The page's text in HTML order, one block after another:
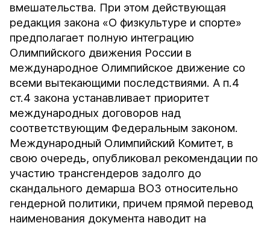
вмешательства. При этом действующая
редакция закона «О физкультуре и спорте»
предполагает полную интеграцию
Олимпийского движения России в
международное Олимпийское движение со
всеми вытекающими последствиями. А п.4
ст.4 закона устанавливает приоритет
международных договоров над
соответствующим Федеральным законом.
Международный Олимпийский Комитет, в
свою очередь, опубликовал рекомендации по
участию трансгендеров задолго до
скандального демарша ВОЗ относительно
гендерной политики, причем прямой перевод
наименования документа наводит на